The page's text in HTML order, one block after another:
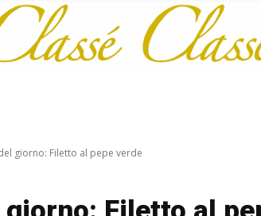
giorno: Filetto al pepe verde